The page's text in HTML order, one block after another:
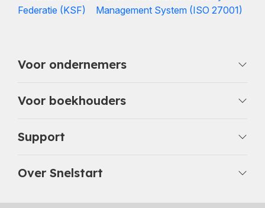
Voor ondernemers
Voor boekhouders
Support
Over Snelstart